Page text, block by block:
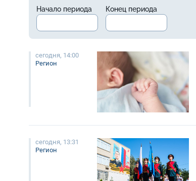
Начало периода Конец периода
сегодня, 14:00
Регион
сегодня, 13:31
Регион